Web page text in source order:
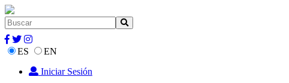
ES
EN
Iniciar Sesión